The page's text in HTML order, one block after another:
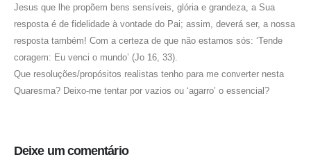
Jesus que lhe propõem bens sensíveis, glória e grandeza, a Sua
resposta é de fidelidade à vontade do Pai; assim, deverá ser, a nossa
resposta também! Com a certeza de que não estamos sós: ‘Tende
coragem: Eu venci o mundo’ (Jo 16, 33).
Que resoluções/propósitos realistas tenho para me converter nesta
Quaresma? Deixo-me tentar por vazios ou ‘agarro’ o essencial?
Deixe um comentário